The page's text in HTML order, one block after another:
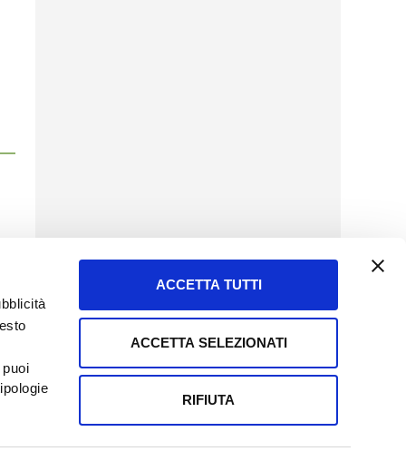
ACCETTA TUTTI
ACCETTA SELEZIONATI
RIFIUTA
Tel + 39.045.8009480
clienti@informatoreagrario.it